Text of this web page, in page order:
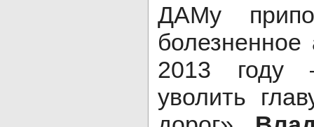
ДАМу
2013 году
уволить